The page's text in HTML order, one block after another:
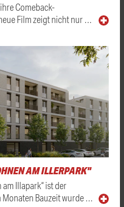
Comeback-
Film zeigt nicht nur …
AM ILLERPARK"
Illapark“ ist der
Bauzeit wurde …